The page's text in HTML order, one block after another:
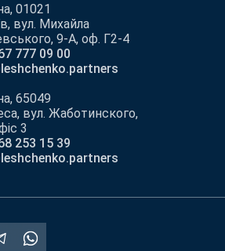
01021
вул. Михайла
9-А, оф. Г2-4
777 09 00
65049
вул. Жаботинского,
3
253 15 39